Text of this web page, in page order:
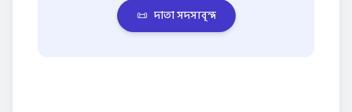
📜 দাতা সদস্যবৃন্দ